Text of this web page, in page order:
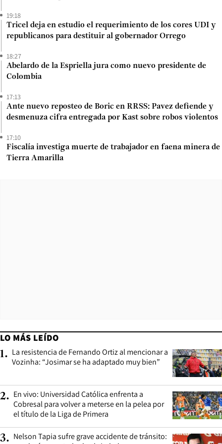
19:18
Tricel deja en estudio el requerimiento de los cores UDI y
republicanos para destituir al gobernador Orrego
18:27
Abelardo de la Espriella jura como nuevo presidente de
Colombia
17:13
Ante nuevo reposteo de Boric en RRSS: Pavez defiende y
desmenuza cifra entregada por Kast sobre robos violentos
17:10
Fiscalía investiga muerte de trabajador en faena minera de
Tierra Amarilla
LO MÁS LEÍDO
1. La resistencia de Fernando Ortiz al mencionar a
Vozinha: “Josimar se ha adaptado muy bien”
2. En vivo: Universidad Católica enfrenta a
Cobresal para volver a meterse en la pelea por
el título de la Liga de Primera
3. Nelson Tapia sufre grave accidente de tránsito: